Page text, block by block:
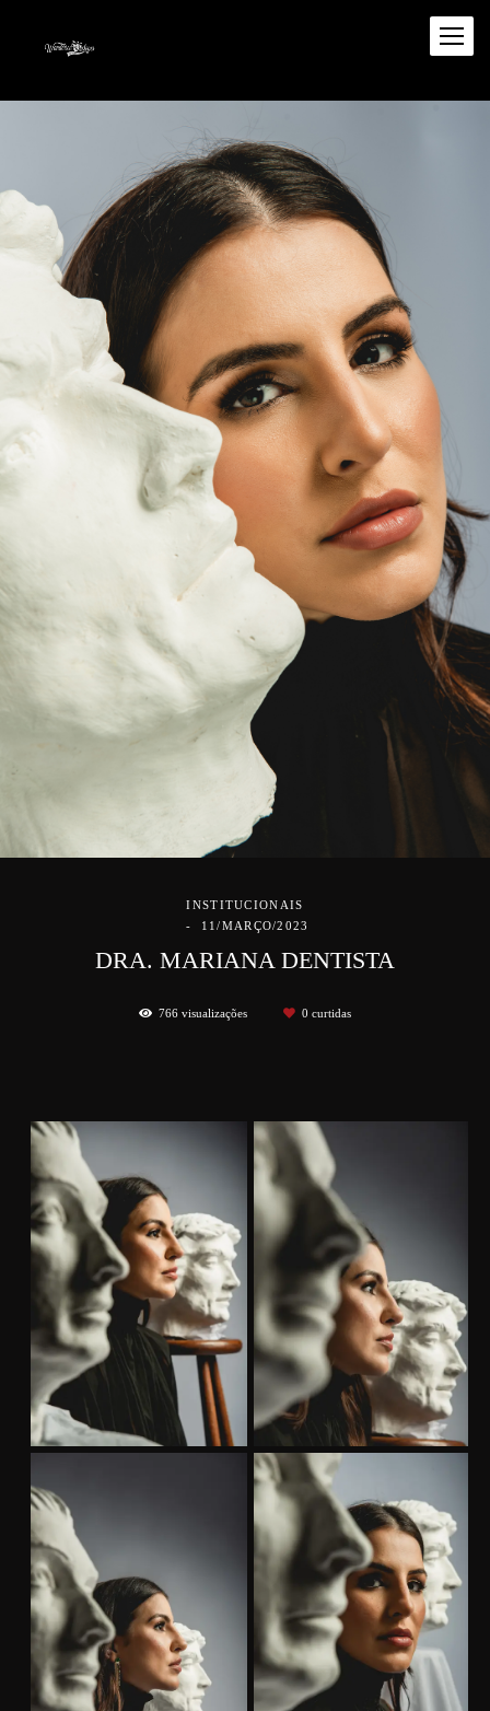
INSTITUCIONAIS
11/MARÇO/2023
DRA. MARIANA DENTISTA
766 visualizações 0 curtidas